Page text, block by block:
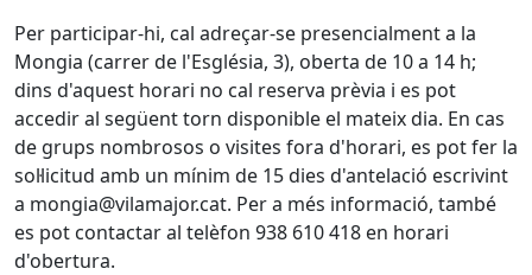
Per participar-hi, cal adreçar-se presencialment a la
Mongia (carrer de l'Església, 3), oberta de 10 a 14 h;
dins d'aquest horari no cal reserva prèvia i es pot
accedir al següent torn disponible el mateix dia. En cas
de grups nombrosos o visites fora d'horari, es pot fer la
sol·licitud amb un mínim de 15 dies d'antelació escrivint
a mongia@vilamajor.cat. Per a més informació, també
es pot contactar al telèfon 938 610 418 en horari
d'obertura.